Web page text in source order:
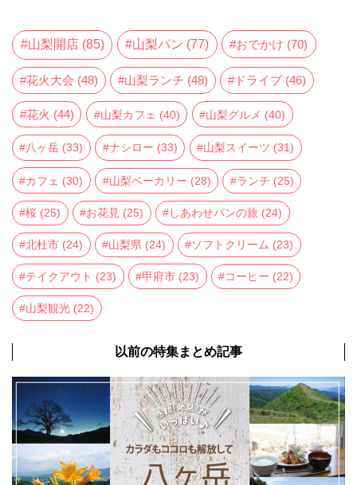
山梨開店 (85) 山梨パン (77) おでかけ (70)
花火大会 (48) 山梨ランチ (48) ドライブ (46)
花火 (44) 山梨カフェ (40) 山梨グルメ (40)
八ヶ岳 (33) ナシロー (33) 山梨スイーツ (31)
カフェ (30) 山梨ベーカリー (28) ランチ (25)
桜 (25) お花見 (25) しあわせパンの旅 (24)
北杜市 (24) 山梨県 (24) ソフトクリーム (23)
テイクアウト (23) 甲府市 (23) コーヒー (22)
山梨観光 (22)
以前の特集まとめ記事